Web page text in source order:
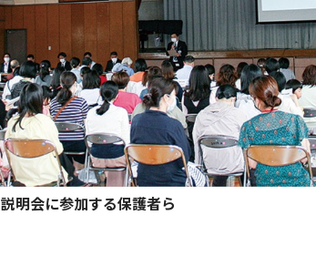
説明会に参加する保護者ら